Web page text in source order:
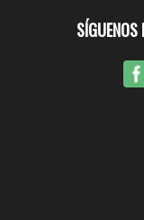
SÍGUENOS